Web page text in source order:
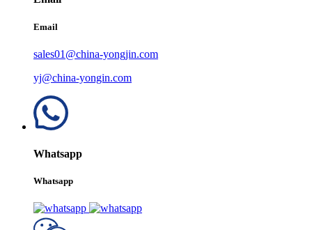
Email
sales01@china-yongjin.com
yj@china-yongin.com
Whatsapp
Whatsapp